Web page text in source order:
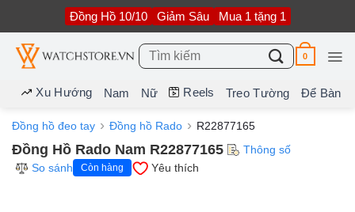
nội
dung
Đồng Hồ 10/10 Giảm Sâu Mua 1 tặng 1
Tìm
kiếm:
0
Xu Hướng Nam Nữ Reels Treo Tường Để Bàn
Đồng hồ đeo tay Đồng hồ Rado R22877165
Đồng Hồ Rado Nam R22877165
Thông số
So sánh
Còn hàng Yêu thích